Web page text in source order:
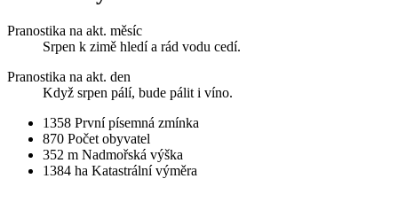
Pranostika na akt. měsíc
Srpen k zimě hledí a rád vodu cedí.
Pranostika na akt. den
Když srpen pálí, bude pálit i víno.
1358 První písemná zmínka
870 Počet obyvatel
352 m Nadmořská výška
1384 ha Katastrální výměra